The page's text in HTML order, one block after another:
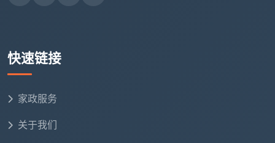
快速链接
家政服务
关于我们